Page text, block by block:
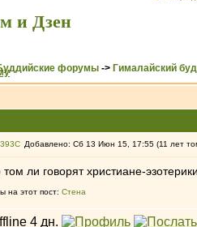
и Дзен
форумы -> Гималайский
Добавлено: Сб 13 Июн 15, 17:55 (11 лет
ли говорят христиане-
на этот пост: Стена